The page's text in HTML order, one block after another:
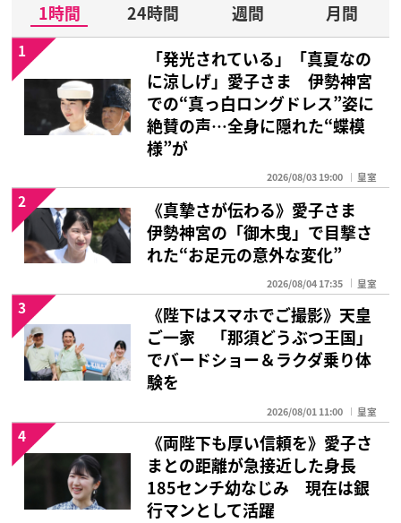
1時間 24時間 週間
月間
「発光されている」「真夏なの
に涼しげ」愛子さま 伊勢神宮
での“真っ白ロングドレス”姿に
絶賛の声…全身に隠れた“蝶模
様”が
2026/08/03 19:00 皇室
1
《真摯さが伝わる》愛子さま
伊勢神宮の「御木曳」で目撃さ
れた“お足元の意外な変化”
2026/08/04 17:35 皇室
2
《陛下はスマホでご撮影》天皇
ご一家 「那須どうぶつ王国」
でバードショー＆ラクダ乗り体
験を
2026/08/01 11:00 皇室
3
《両陛下も厚い信頼を》愛子さ
まとの距離が急接近した身長
185センチ幼なじみ 現在は銀
行マンとして活躍
4